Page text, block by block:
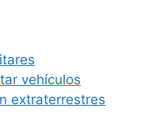
vehículos
extraterrestres